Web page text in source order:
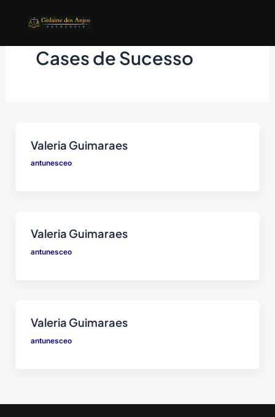
conteúdoCases de Sucesso
Valeria Guimaraes
antunesceo
Valeria Guimaraes
antunesceo
Valeria Guimaraes
antunesceo